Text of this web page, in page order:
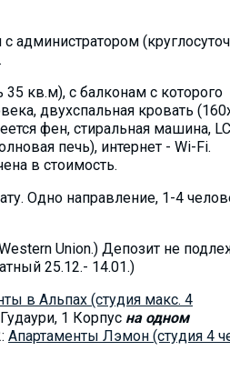
администратором
кв.м), с балконам с которого
двухспальная кровать
фен, стиральная машина,
печь), интернет - Wi-Fi.
в стоимость.
Oдно направление, 1-4
Union.) Депозит не
25.12.- 14.01.)
в Альпах (студия макс. 4
1 Корпус на одном
Aпартаменты Лэмон (студия 4